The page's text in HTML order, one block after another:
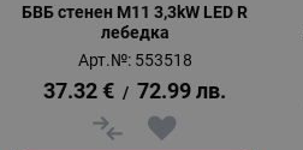
БВБ стенен М11 3,3kW LED R
лебедка
Арт.№: 553518
37.32 € / 72.99 лв.